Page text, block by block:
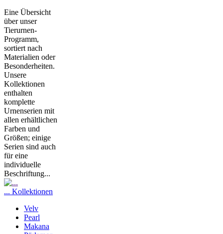
Eine Übersicht
über unser
Tierurnen-
Programm,
sortiert nach
Materialien oder
Besonderheiten.
Unsere
Kollektionen
enthalten
komplette
Urnenserien mit
allen erhältlichen
Farben und
Größen; einige
Serien sind auch
für eine
individuelle
Beschriftung...
... Kollektionen
Velv
Pearl
Makana